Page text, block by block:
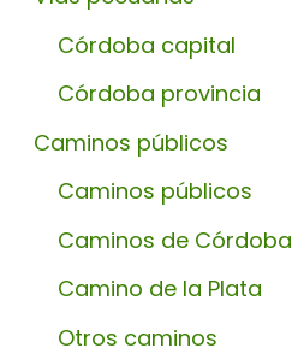
Córdoba capital
Córdoba provincia
Caminos públicos
Caminos públicos
Caminos de Córdoba
Camino de la Plata
Otros caminos